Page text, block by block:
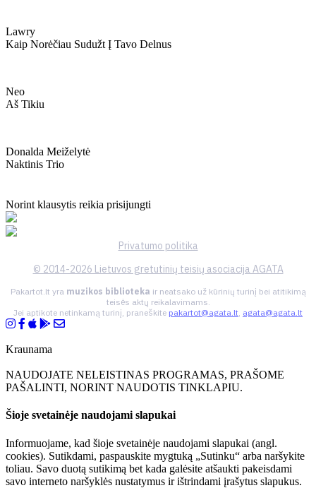
Lawry
Kaip Norėčiau Sudužt Į Tavo Delnus
Neo
Aš Tikiu
Donalda Meiželytė
Naktinis Trio
Norint klausytis reikia prisijungti
Privatumo politika
© 2014-2026 Lietuvos gretutinių teisių asociacija AGATA
Pakartot.lt yra muzikos biblioteka ir neatsako už kūrinių turinį bei atitikimą
teisės aktų reikalavimams.
Jei aptikote netinkamą turinį, praneškite pakartot@agata.lt, agata@agata.lt
Kraunama
NAUDOJATE NELEISTINAS PROGRAMAS, PRAŠOME
PAŠALINTI, NORINT NAUDOTIS TINKLAPIU.
Šioje svetainėje naudojami slapukai
Informuojame, kad šioje svetainėje naudojami slapukai (angl.
cookies). Sutikdami, paspauskite mygtuką „Sutinku“ arba naršykite
toliau. Savo duotą sutikimą bet kada galėsite atšaukti pakeisdami
savo interneto naršyklės nustatymus ir ištrindami įrašytus slapukus.